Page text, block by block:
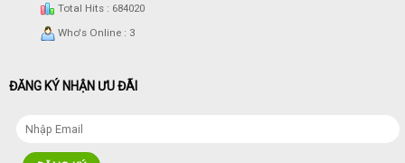
Total Hits : 684020
Who's Online : 3
ĐĂNG KÝ NHẬN ƯU ĐÃI